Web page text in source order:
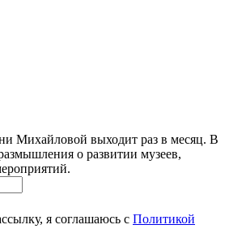
Михайловой выходит раз в месяц. В
о развитии музеев,
я соглашаюсь с Политикой